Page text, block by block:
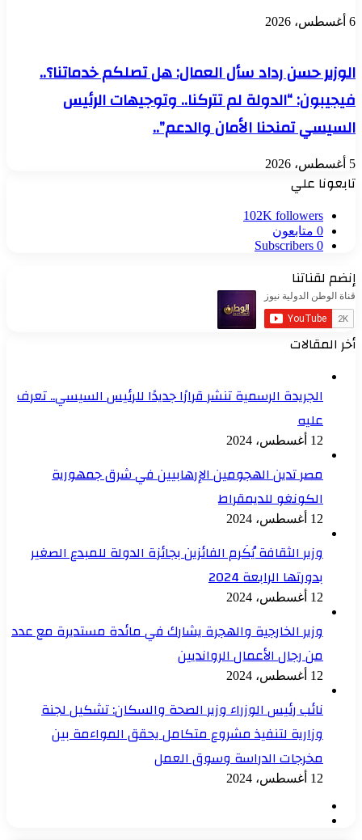
6 أغسطس، 2026
الوزير حسن رداد سأل العمال: هل تصلكم خدماتنا؟..
فيجيبون: “الدولة لم تتركنا.. وتوجيهات الرئيس
السيسي تمنحنا الأمان والدعم”..
5 أغسطس، 2026
تابعونا علي
102K followers
0 متابعون
0
Subscribers
إنضم لقناتنا
أخر المقالات
الجريدة الرسمية تنشر قرارًا جديدًا للرئيس السيسي.. تعرف
عليه
12 أغسطس، 2024
مصر تدين الهجومين الإرهابيين في شرق جمهورية
الكونغو للديمقراط
12 أغسطس، 2024
وزير الثقافة يُكَرم الفائزين بجائزة الدولة للمبدع الصغير
بدورتها الرابعة 2024
12 أغسطس، 2024
وزير الخارجية والهجرة يشارك في مائدة مستديرة مع عدد
من رجال الأعمال الروانديين
12 أغسطس، 2024
نائب رئيس الوزراء وزير الصحة والسكان: تشكيل لجنة
وزارية لتنفيذ مشروع متكامل يحقق المواءمة بين
مخرجات الدراسة وسوق العمل
12 أغسطس، 2024